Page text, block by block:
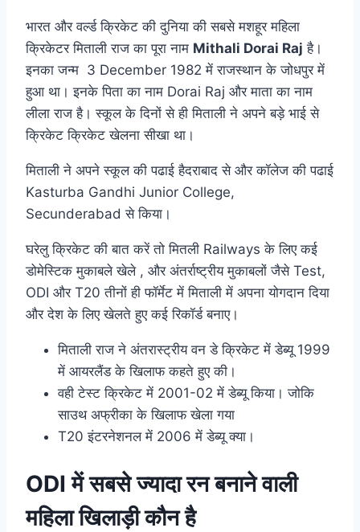
भारत और वर्ल्ड क्रिकेट की दुनिया की सबसे मशहूर महिला
क्रिकेटर मिताली राज का पूरा नाम Mithali Dorai Raj है।
इनका जन्म 3 December 1982 में राजस्थान के जोधपुर में
हुआ था। इनके पिता का नाम Dorai Raj और माता का नाम
लीला राज है। स्कूल के दिनों से ही मिताली ने अपने बड़े भाई से
क्रिकेट क्रिकेट खेलना सीखा था।
मिताली ने अपने स्कूल की पढाई हैदराबाद से और कॉलेज की पढाई
Kasturba Gandhi Junior College,
Secunderabad से किया।
घरेलु क्रिकेट की बात करें तो मितली Railways के लिए कई
डोमेस्टिक मुकाबले खेले , और अंतर्राष्ट्रीय मुकाबलों जैसे Test,
ODI और T20 तीनों ही फॉर्मेट में मिताली में अपना योगदान दिया
और देश के लिए खेलते हुए कई रिकॉर्ड बनाए।
मिताली राज ने अंतरास्ट्रीय वन डे क्रिकेट में डेब्यू 1999
में आयरलैंड के खिलाफ कहते हुए की।
वही टेस्ट क्रिकेट में 2001-02 में डेब्यू किया। जोकि
साउथ अफ्रीका के खिलाफ खेला गया
T20 इंटरनेशनल में 2006 में डेब्यू क्या।
ODI में सबसे ज्यादा रन बनाने वाली
महिला खिलाड़ी कौन है